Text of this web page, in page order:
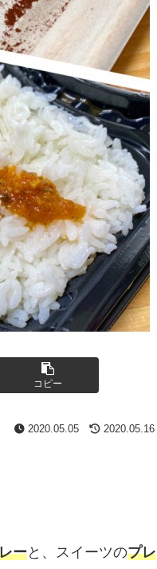
コピー
2020.05.05 2020.05.16
ーと、スイーツのプレ